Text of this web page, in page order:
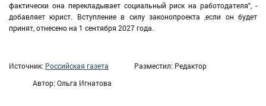
фактически она перекладывает социальный риск на работодателя", -
добавляет юрист. Вступление в силу законопроекта ,если он будет
принят, отнесено на 1 сентября 2027 года.
Источник: Российская газета
Разместил: Редактор
Автор: Ольга Игнатова